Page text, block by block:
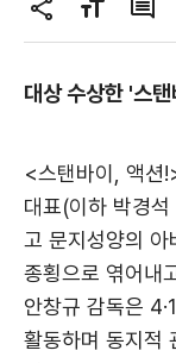
공
유
기
글
자
기
댓
글
대상 수상한 '스
<스탠바이, 액션
대표(이하 박경
고 문지성양의 아
종횡으로 엮어내
안창규 감독은
활동하며 동지적